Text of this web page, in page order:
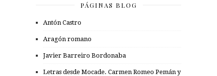
PÁGINAS BLOG
Antón Castro
Aragón romano
Javier Barreiro Bordonaba
Letras desde Mocade. Carmen Romeo Pemán y